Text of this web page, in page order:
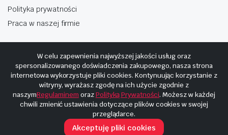
Polityka prywatności
Praca w naszej firmie
Copyright © 2025 Hosting i budowa Cyberplaneta.pl
W celu zapewnienia najwyższej jakości usług oraz
spersonalizowanego doświadczenia zakupowego, nasza strona
internetowa wykorzystuje pliki cookies. Kontynuując korzystanie z
witryny, wyrażasz zgodę na ich użycie zgodnie z
naszymRegulaminem orazPolityką Prywatności. Możesz w każdej
chwili zmienić ustawienia dotyczące plików cookies w swojej
przeglądarce.
Akceptuję pliki cookies